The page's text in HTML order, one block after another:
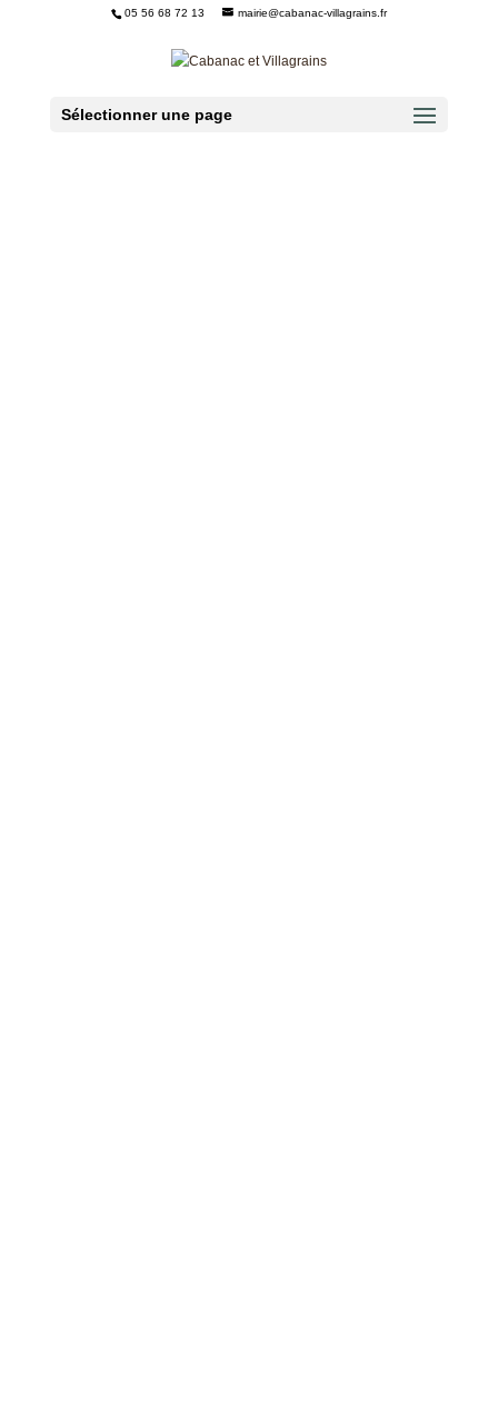
05 56 68 72 13 mairie@cabanac-villagrains.fr
Sélectionner une page